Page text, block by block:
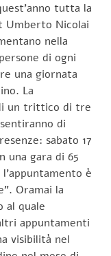
tutta la
Umberto Nicolai
nella
di ogni
una giornata
La
un trittico di tre
di
sabato 17
una gara di 65
è
Oramai la
al quale
appuntamenti
visibilità nel